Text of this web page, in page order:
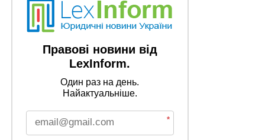
Правові новини від
LexInform.
Один раз на день.
Найактуальніше.
*